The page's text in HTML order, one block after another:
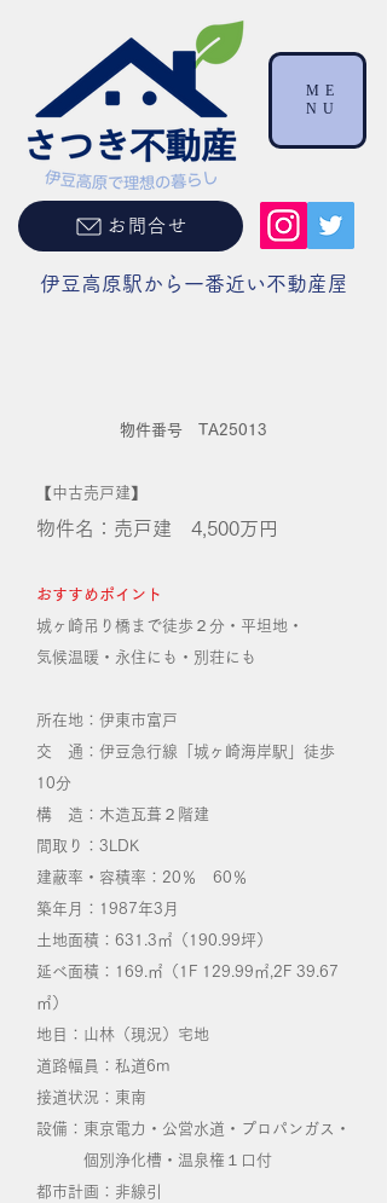
伊豆高原駅から一番近い不動産屋
お問合せ
ME
NU
物件番号 TA25013
【中古売戸建】
物件名：売戸建 4,500万円
おすすめポイント
城ヶ崎吊り橋まで徒歩２分・平坦地・
気候温暖・永住にも・別荘にも
所在地：伊東市富戸
交 通：伊豆急行線「城ヶ崎海岸駅」徒歩
10分
構 造：木造瓦葺２階建
間取り：3LDK
建蔽率・容積率：20％ 60％
築年月：1987年3月
土地面積：631.3㎡（190.99坪）
延べ面積：169.㎡（1F 129.99㎡,2F 39.67
㎡）
地目：山林（現況）宅地
道路幅員：私道6m
接道状況：東南
設備：東京電力・公営水道・プロパンガス・
個別浄化槽・温泉権１口付
都市計画：非線引